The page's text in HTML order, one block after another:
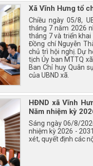
Xã Vĩnh Hưng tổ
Chiều ngày 05/8,
tháng 7 năm 2026
tháng 7 và triển
Đồng chí Nguyễn
chủ trì hội nghị. Dự
tịch Ủy ban MTTQ
Ban Chỉ huy Quân
của UBND xã.
HĐND xã Vĩnh
Năm nhiệm kỳ
Sáng ngày 06/8/
nhiệm kỳ 2026 -
xét, quyết định các